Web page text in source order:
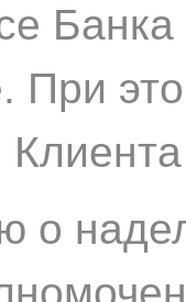
Банка
При
о